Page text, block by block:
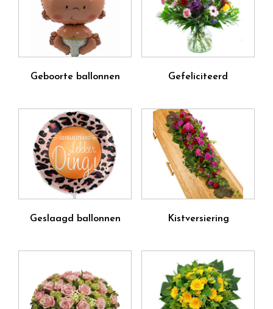
Geboorte ballonnen Gefeliciteerd
Geslaagd ballonnen Kistversiering